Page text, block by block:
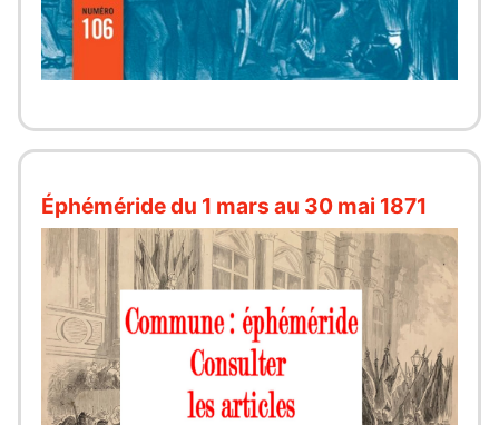
Éphéméride du 1 mars au 30 mai 1871